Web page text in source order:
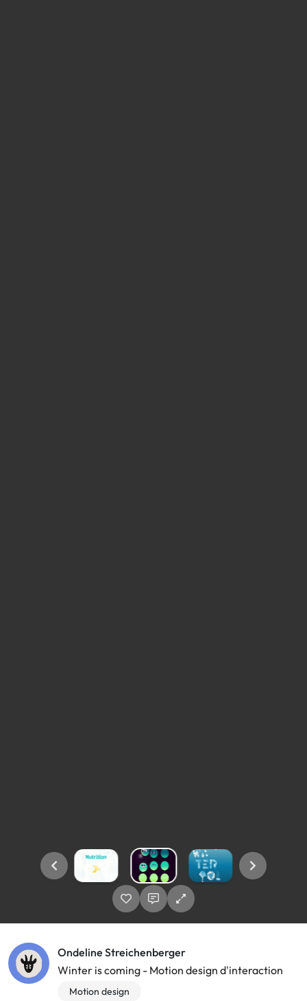
Ondeline Streichenberger
Winter is coming - Motion design d'interaction
Motion design